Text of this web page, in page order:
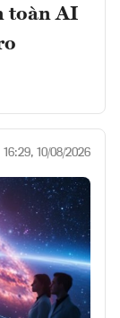
toàn AI
16:29, 10/08/2026